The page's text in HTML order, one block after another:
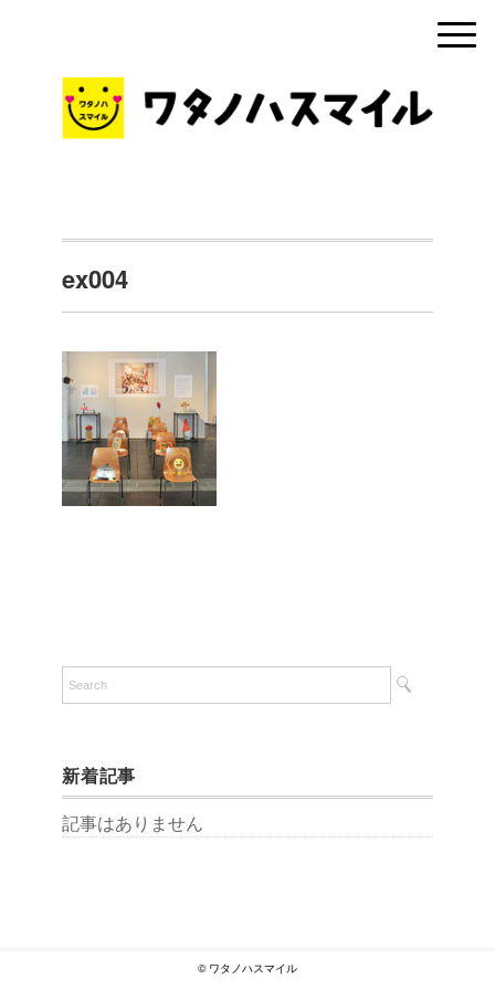
ex004
新着記事
記事はありません
© ワタノハスマイル